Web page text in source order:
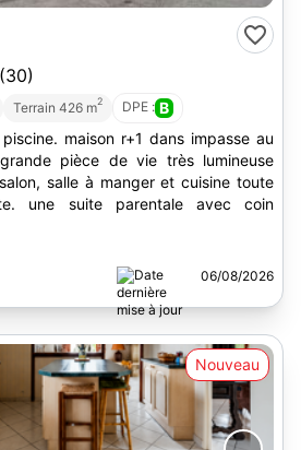
Terrain 426 m2 DPE : B
maison r+1 dans impasse au
salle à manger et cuisine toute
une suite parentale avec coin
06/08/2026
Nouveau